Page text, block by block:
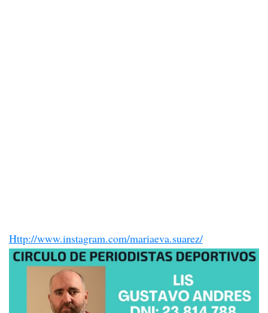
Http://www.instagram.com/mariaeva.suarez/